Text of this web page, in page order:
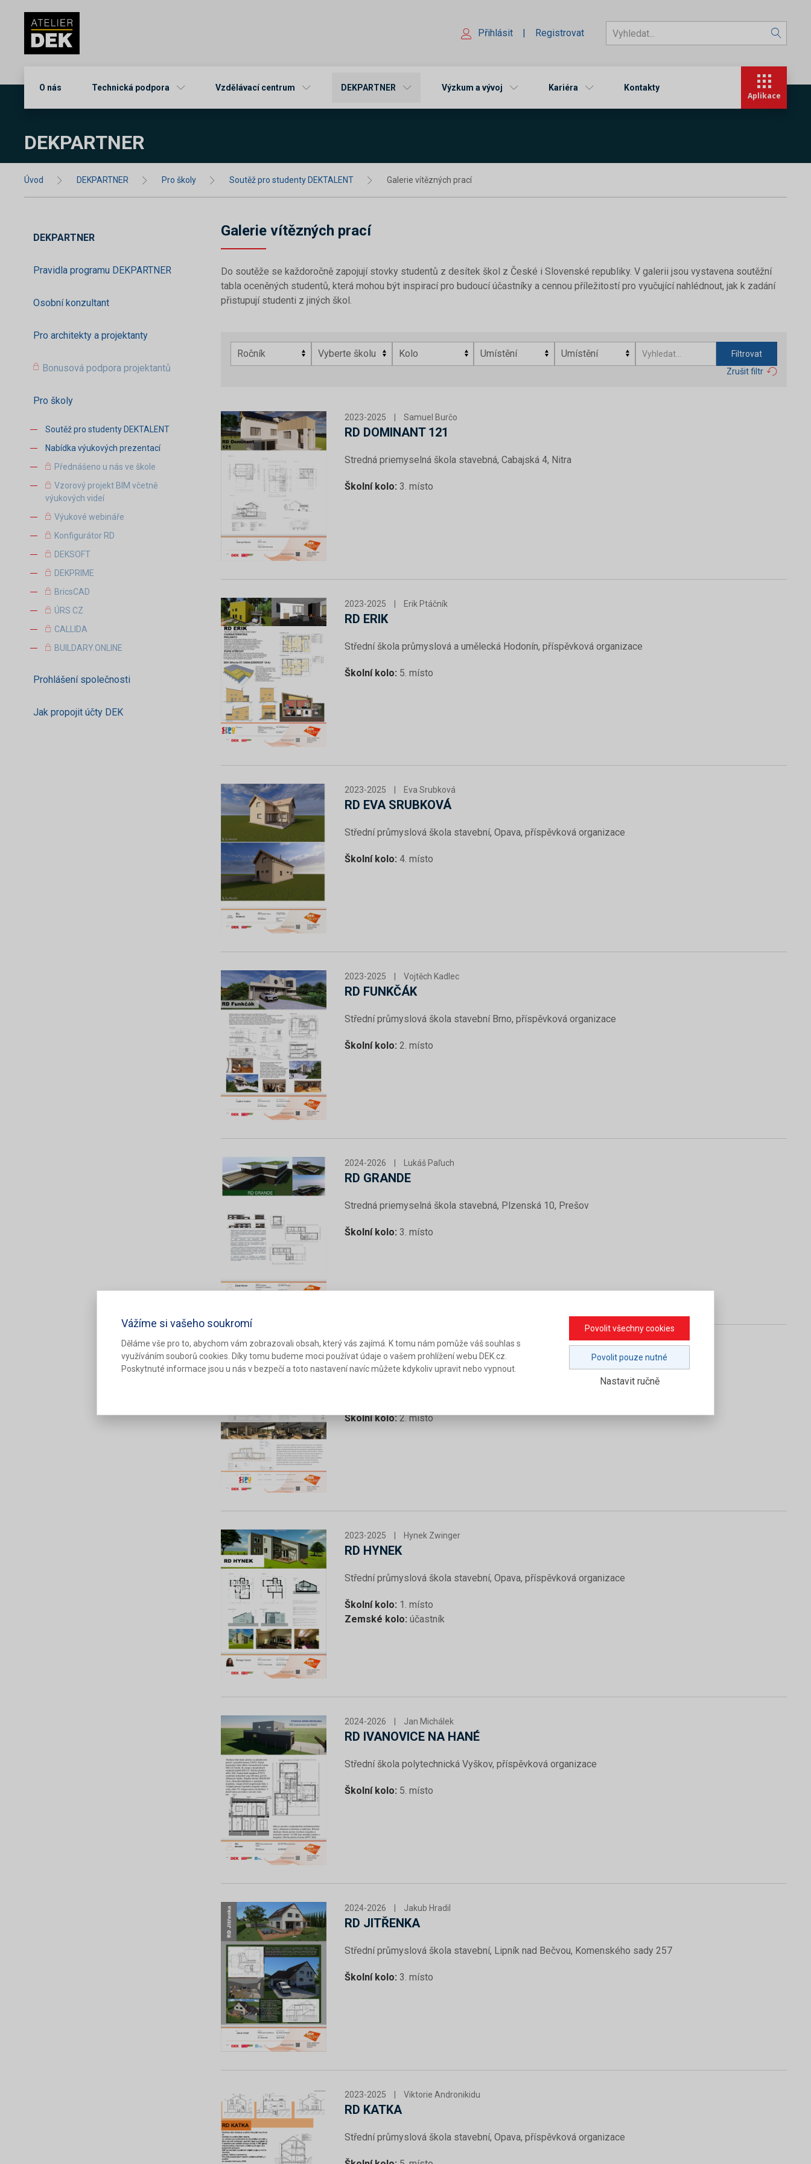
Přihlásit | Registrovat
O nás Technická podpora Vzdělávací centrum DEKPARTNER Výzkum a vývoj Kariéra Kontakty
Aplikace
DEKPARTNER
Úvod DEKPARTNER Pro školy Soutěž pro studenty DEKTALENT Galerie vítězných prací
DEKPARTNER
Pravidla programu DEKPARTNER
Osobní konzultant
Pro architekty a projektanty
Bonusová podpora projektantů
Pro školy
Soutěž pro studenty DEKTALENT
Nabídka výukových prezentací
Přednášeno u nás ve škole
Vzorový projekt BIM včetně
výukových videí
Výukové webináře
Konfigurátor RD
DEKSOFT
DEKPRIME
BricsCAD
ÚRS CZ
CALLIDA
BUILDARY.ONLINE
Prohlášení společnosti
Jak propojit účty DEK
Galerie vítězných prací
Do soutěže se každoročně zapojují stovky studentů z desítek škol z České i Slovenské republiky. V galerii jsou vystavena soutěžní
tabla oceněných studentů, která mohou být inspirací pro budoucí účastníky a cennou příležitostí pro vyučující nahlédnout, jak k zadání
přistupují studenti z jiných škol.
Filtrovat
Zrušit filtr
2023-2025 Samuel Burčo
RD DOMINANT 121
Stredná priemyselná škola stavebná, Cabajská 4, Nitra
Školní kolo: 3. místo
2023-2025 Erik Ptáčník
RD ERIK
Střední škola průmyslová a umělecká Hodonín, příspěvková organizace
Školní kolo: 5. místo
2023-2025 Eva Srubková
RD EVA SRUBKOVÁ
Střední průmyslová škola stavební, Opava, příspěvková organizace
Školní kolo: 4. místo
2023-2025 Vojtěch Kadlec
RD FUNKČÁK
Střední průmyslová škola stavební Brno, příspěvková organizace
Školní kolo: 2. místo
2024-2026 | Lukáš Paľuch
RD GRANDE
Stredná priemyselná škola stavebná, Plzenská 10, Prešov
Školní kolo: 3. místo
2023-2025 Aneta Janigová
RD GRANITE OAK
Školní kolo:2. místo
2023-2025 Hynek Zwinger
RD HYNEK
Střední průmyslová škola stavební, Opava, příspěvková organizace
Školní kolo: 1. místo
Zemské kolo: účastník
2024-2026 Jan Michálek
RD IVANOVICE NA HANÉ
Střední škola polytechnická Vyškov, příspěvková organizace
Školní kolo: 5. místo
2024-2026 Jakub Hradil
RD JITŘENKA
Střední průmyslová škola stavební, Lipník nad Bečvou, Komenského sady 257
Školní kolo: 3. místo
2023-2025 Viktorie Andronikidu
RD KATKA
Střední průmyslová škola stavební, Opava, příspěvková organizace
Vážíme si vašeho soukromí
Děláme vše pro to, abychom vám zobrazovali obsah, který vás zajímá. K tomu nám pomůže váš souhlas s
využíváním souborů cookies. Díky tomu budeme moci používat údaje o vašem prohlížení webu DEK.cz.
Poskytnuté informace jsou u nás v bezpečí a toto nastavení navíc můžete kdykoliv upravit nebo vypnout.
Povolit všechny cookies
Povolit pouze nutné
Nastavit ručně